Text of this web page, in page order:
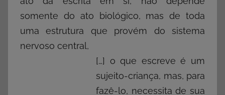
somente do ato biológico, mas de toda
uma estrutura que provém do sistema
nervoso central,
[…] o que escreve é um
sujeito-criança, mas, para
fazê-lo, necessita de sua